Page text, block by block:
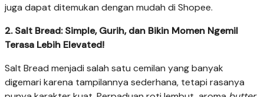
juga dapat ditemukan dengan mudah di Shopee.
2. Salt Bread: Simple, Gurih, dan Bikin Momen Ngemil
Terasa Lebih Elevated!
Salt Bread menjadi salah satu cemilan yang banyak
digemari karena tampilannya sederhana, tetapi rasanya